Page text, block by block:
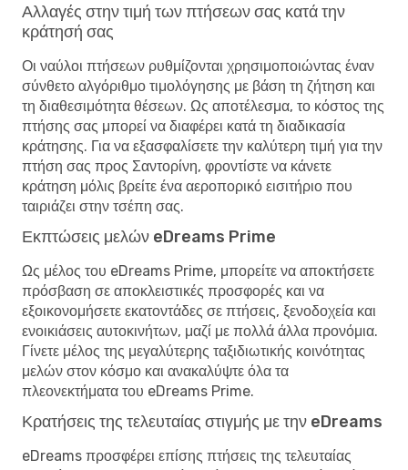
Αλλαγές στην τιμή των πτήσεων σας κατά την
κράτησή σας
Οι ναύλοι πτήσεων ρυθμίζονται χρησιμοποιώντας έναν
σύνθετο αλγόριθμο τιμολόγησης με βάση τη ζήτηση και
τη διαθεσιμότητα θέσεων. Ως αποτέλεσμα, το κόστος της
πτήσης σας μπορεί να διαφέρει κατά τη διαδικασία
κράτησης. Για να εξασφαλίσετε την καλύτερη τιμή για την
πτήση σας προς Σαντορίνη, φροντίστε να κάνετε
κράτηση μόλις βρείτε ένα αεροπορικό εισιτήριο που
ταιριάζει στην τσέπη σας.
Εκπτώσεις μελών eDreams Prime
Ως μέλος του eDreams Prime, μπορείτε να αποκτήσετε
πρόσβαση σε αποκλειστικές προσφορές και να
εξοικονομήσετε εκατοντάδες σε πτήσεις, ξενοδοχεία και
ενοικιάσεις αυτοκινήτων, μαζί με πολλά άλλα προνόμια.
Γίνετε μέλος της μεγαλύτερης ταξιδιωτικής κοινότητας
μελών στον κόσμο και ανακαλύψτε όλα τα
πλεονεκτήματα του eDreams Prime.
Κρατήσεις της τελευταίας στιγμής με την eDreams
eDreams προσφέρει επίσης πτήσεις της τελευταίας